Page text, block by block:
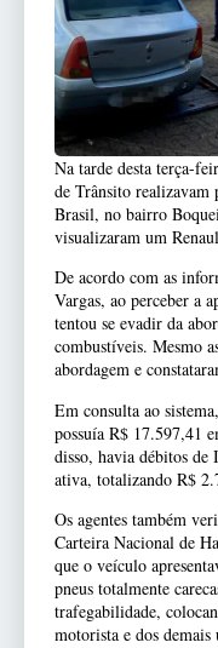
Na tarde desta terça-
de Trânsito realizavam
Brasil, no bairro
visualizaram um
De acordo com as
Vargas, ao perceber a
tentou se evadir da
combustíveis. Mesmo
abordagem e
Em consulta ao
possuía R$ 17.597,41
disso, havia débitos
ativa, totalizando R$
Os agentes também
Carteira Nacional de
que o veículo
pneus totalmente
trafegabilidade,
motorista e dos demais